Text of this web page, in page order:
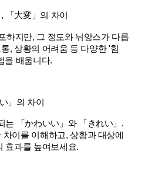
「大変」의 차이
하지만, 그 정도와 뉘앙스가 다릅
, 상황의 어려움 등 다양한 '힘
을 배웁니다.
」의 차이
는 「かわいい」와 「きれい」.
이를 이해하고, 상황과 대상에
효과를 높여보세요.